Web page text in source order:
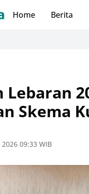
Home Berita
Lebaran
Skema
09:33 WIB